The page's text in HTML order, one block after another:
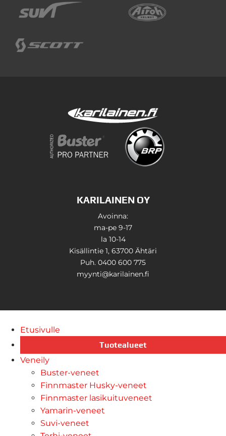
KARILAINEN OY
Avoinna:
ma-pe 9-17
la 10-14
Kisällintie 1, 63700 Ähtäri
Puh. 0400 600 775
myynti@karilainen.fi
Etusivulle
Tuotealueet
Veneily
Buster-veneet
Finnmaster Husky-veneet
Finnmaster lasikuituveneet
Yamarin-veneet
Suvi-veneet